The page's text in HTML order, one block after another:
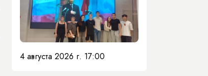
4 августа 2026 г. 17:00